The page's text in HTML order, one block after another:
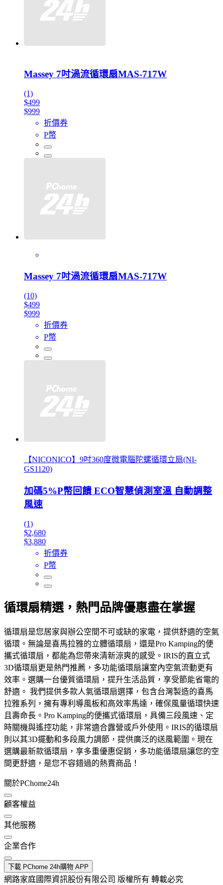
Massey 7吋渦流循環扇MAS-717W
(1)
$499
$999
折價券
P幣
Massey 7吋渦流循環扇MAS-717W
(10)
$499
$999
折價券
P幣
【NICONICO】9吋360度微電腦陀螺循環立扇(NI-
GS1120)
加碼5%P幣回饋 ECO智慧偵測室溫 自動調整
風速
(1)
$2,680
$3,880
折價券
P幣
循環扇精選，熱門品牌優惠盡在掌握
循環扇是您居家與辦公空間不可或缺的家電，提供舒適的空氣
循環。無論是喜馬拉雅的立體循環扇，還是Pro Kamping的便
攜式循環扇，都能為您帶來清新涼爽的感受。IRIS的直立式
3D循環扇更是熱門推薦，多功能循環扇讓室內空氣流動更有
效率。選購一台優質循環扇，提升生活品質，享受節能省電的
舒適。 我們提供多款人氣循環扇選擇，包含台灣製造的喜馬
拉雅系列，擁有專利導風板和高效率馬達，確保風量循環快速
且壽命長。Pro Kamping的便攜式循環扇，具備三段風速、定
時關機與遙控功能，非常適合露營或戶外使用。IRIS的循環扇
則以其3D擺動和多段風力調節，提供廣泛的送風範圍。現在
選購最新款循環扇，享多重優惠促銷，多功能循環扇讓您的空
間更舒適，是您不容錯過的熱賣商品！
關於PChome24h
顧客權益
其他服務
企業合作
下載 PChome 24h購物 APP
網路家庭國際資訊股份有限公司 版權所有 轉載必究